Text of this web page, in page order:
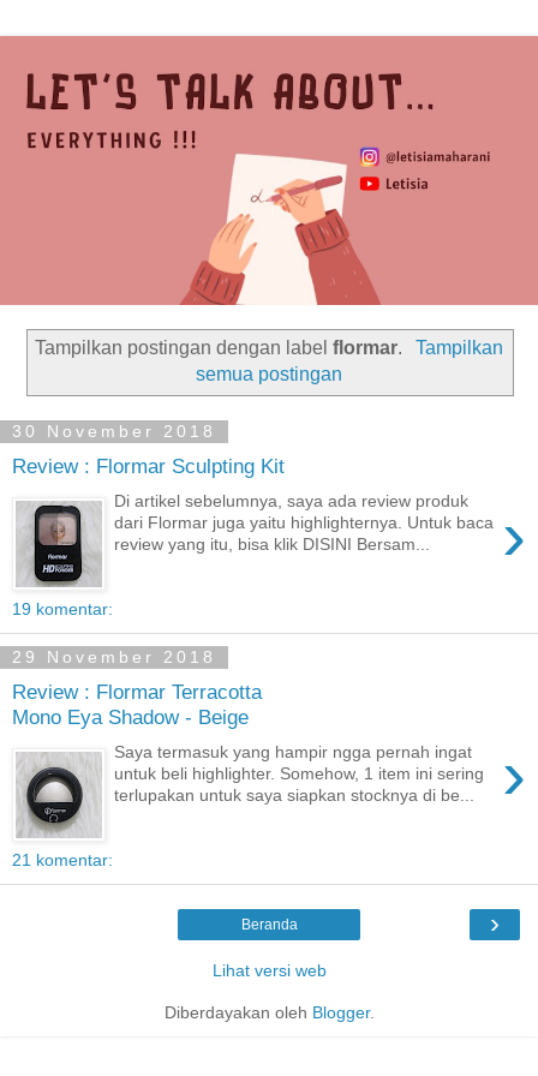
Tampilkan postingan dengan labelflormar.
Tampilkan
semua postingan
30 November 2018
Review : Flormar Sculpting Kit
›
Di artikel sebelumnya, saya ada review produk
dari Flormar juga yaitu highlighternya. Untuk baca
review yang itu, bisa klik DISINI Bersam...
19 komentar:
29 November 2018
Review : Flormar Terracotta
Mono Eya Shadow - Beige
›
Saya termasuk yang hampir ngga pernah ingat
untuk beli highlighter. Somehow, 1 item ini sering
terlupakan untuk saya siapkan stocknya di be...
21 komentar:
›
Beranda
Lihat versi web
Diberdayakan oleh Blogger.